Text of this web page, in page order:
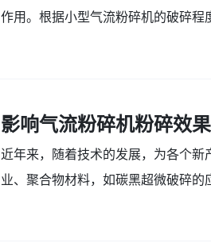
作用。根据小型气流粉碎机的破碎
影响气流粉碎机粉碎效
近年来，随着技术的发展，为各个
业、聚合物材料，如碳黑超微破碎